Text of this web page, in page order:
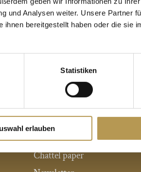
und Analysen weiter. Unsere Partner
bereitgestellt haben oder die sie
Statistiken
erlauben
Privacy
AGB
Chattel paper